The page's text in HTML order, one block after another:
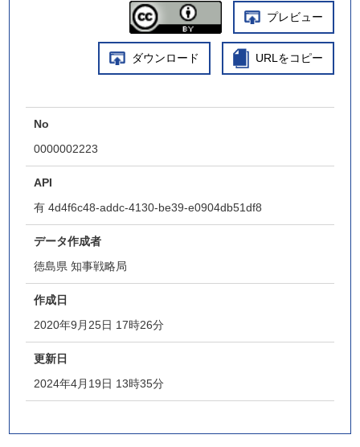
プレビュー
ダウンロード URLをコピー
No
0000002223
API
有 4d4f6c48-addc-4130-be39-e0904db51df8
データ作成者
徳島県 知事戦略局
作成日
2020年9月25日 17時26分
更新日
2024年4月19日 13時35分